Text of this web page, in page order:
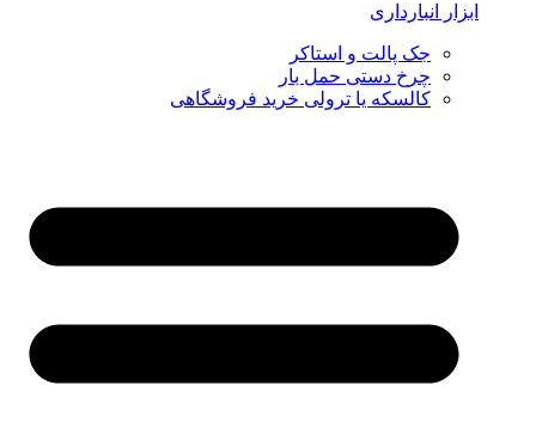
ابزار انبارداری
جک پالت و استاکر
چرخ دستی حمل بار
کالسکه یا ترولی خرید فروشگاهی